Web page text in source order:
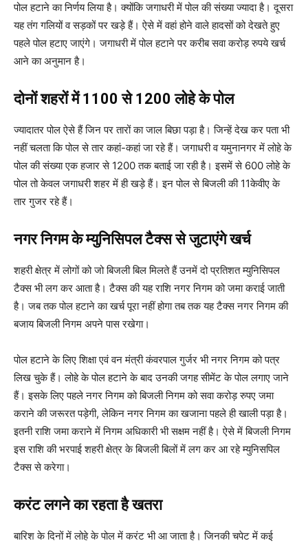
पोल हटाने का निर्णय लिया है। क्योंक‌ि जगाधरी में पोल की संख्या ज्यादा है। दूसरा
यह तंग गलियों व सड़कों पर खड़े हैं। ऐसे में वहां होने वाले हादसों को देखते हुए
पहले पोल हटाए जाएंगे। जगाधरी में पोल हटाने पर करीब सवा करोड़ रुपये खर्च
आने का अनुमान है।
दोनों शहरों में 1100 से 1200 लोहे के पोल
ज्यादातर पोल ऐसे हैं जिन पर तारों का जाल ‌बिछा पड़ा है। जिन्हें देख कर पता भी
नहीं चलता क‌ि पोल से तार कहां-कहां जा रहे हैं। जगाधरी व यमुनानगर में लोहे के
पोल की संख्या एक हजार से 1200 तक बताई जा रही है। इसमें से 600 लोहे के
पोल तो केवल जगाधरी शहर में ही खड़े हैं। इन पोल से बिजली की 11केवीए के
तार गुजर रहे हैं।
नगर निगम के म्युनिसिपल टैक्स से जुटाएंगे खर्च
शहरी क्षेत्र में लोगों को जो बिजली बिल मिलते हैं उनमें दो प्रतिशत म्युनिसिपल
टैक्स भी लग कर आता है। टैक्स की यह राशि नगर निगम को जमा कराई जाती
है। जब तक पोल हटाने का खर्च पूरा नहीं होगा तब तक यह टैक्स नगर निगम की
बजाय बिजली निगम अपने पास रखेगा।
पोल हटाने के लिए शिक्षा एवं वन मंत्री कंवरपाल गुर्जर भी नगर निगम को पत्र
लिख चुके हैं। लोहे के पोल हटाने के बाद उनकी जगह सीमेंट के पोल लगाए जाने
हैं। इसके लिए पहले नगर निगम को बिजली नि‌गम को सवा करोड़ रुपए जमा
कराने की जरूरत पड़ेगी, लेकिन नगर निगम का खजाना पहले ही खाली पड़ा है।
इतनी राशि जमा कराने में निगम अधिकारी भी सक्षम नहीं है। ऐसे में बिजली निगम
इस राशि की भरपाई शहरी क्षेत्र के बिजली बिलों में लग कर आ रहे म्युनिसपिल
टैक्स से करेगा।
करंट लगने का रहता है खतरा
बारिश के दिनों में ‌लोहे के पोल में करंट भी आ जाता है। ‌जिनकी चपेट में कई